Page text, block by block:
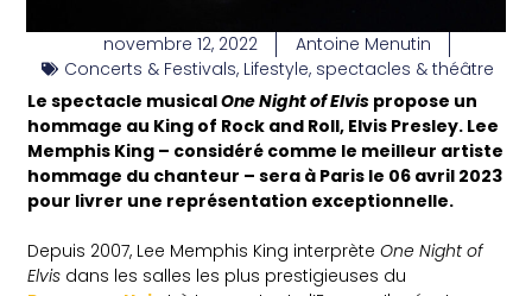
novembre 12, 2022
Antoine Menutin
Concerts & Festivals, Lifestyle, spectacles & théâtre
Le spectacle musicalOne Night of Elvis propose un
hommage au King of Rock and Roll, Elvis Presley. Lee
Memphis King – considéré comme le meilleur artiste
hommage du chanteur – sera à Paris le 06 avril 2023
pour livrer une représentation exceptionnelle.
Depuis 2007, Lee Memphis King interprèteOne Night of
Elvis dans les salles les plus prestigieuses du